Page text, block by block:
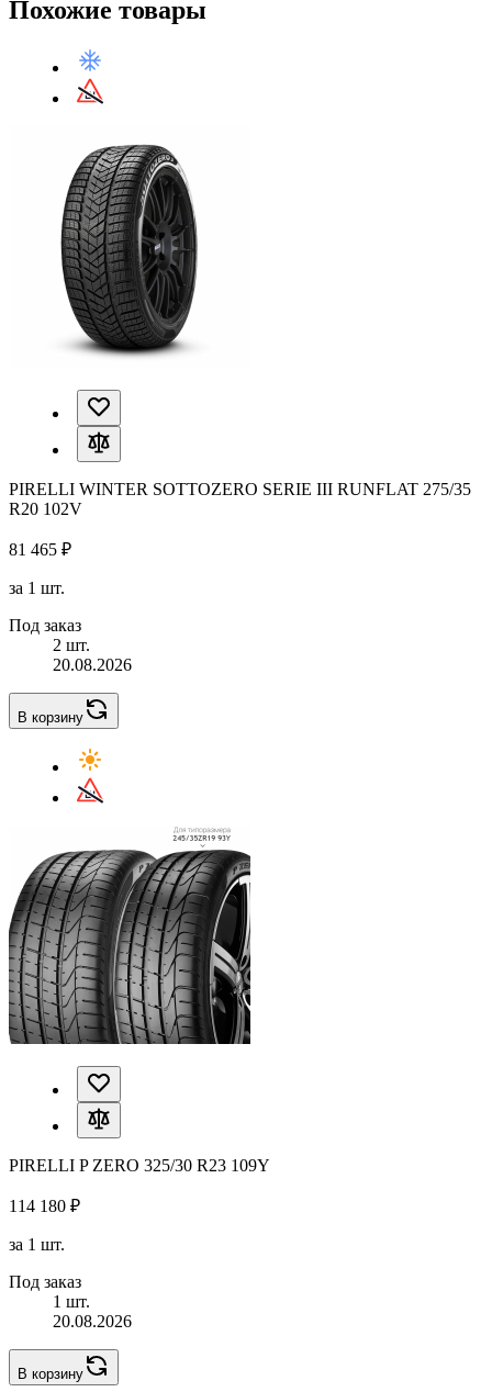
Похожие товары
PIRELLI WINTER SOTTOZERO SERIE III RUNFLAT 275/35
R20 102V
81 465 ₽
за 1 шт.
Под заказ
2 шт.
20.08.2026
В корзину
PIRELLI P ZERO 325/30 R23 109Y
114 180 ₽
за 1 шт.
Под заказ
1 шт.
20.08.2026
В корзину